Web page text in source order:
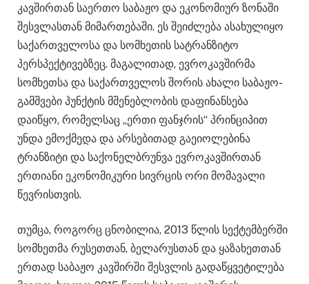
კავშირთან საერთო საბაჟო და ეკონომიურ ზონაში
შესვლასთან მიმართებაში. ეს შეიძლება ასახულიყო
საქართველოსა და სომხეთის სატრანზიტო
პერსპექტივებზეც. მაგალითად, ევროკავშირმა
სომხეთსა და საქართველოს შორის ახალი საბაჟო-
გამშვები პუნქტის მშენებლობის დაფინანსება
დაიწყო, რომელსაც „ერთი ფანჯრის“ პრინციპით
უნდა ემოქმედა და არსებითად გაეიოლებინა
ტრანზიტი და საქონელბრუნვა ევროკავშირთან
ერთიანი ეკონომიკური სივრცის ორი მომავალი
წევრისთვის.
თუმცა, როგორც ცნობილია, 2013 წლის სექტემბერში
სომხეთმა რუსეთთან, ბელარუსთან და ყაზახეთთან
ერთად საბაჟო კავშირში შესვლის გადაწყვეტილება